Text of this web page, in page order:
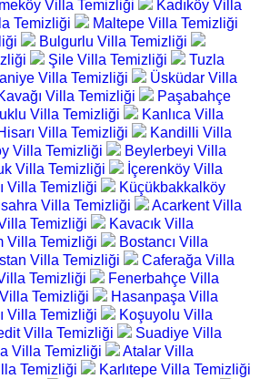
Villa Temizliği
Kadıköy Villa
Temizliği
Maltepe Villa Temizliği
Bulgurlu Villa Temizliği
Şile Villa Temizliği
Tuzla
Villa Temizliği
Üsküdar Villa
Villa Temizliği
Paşabahçe
Villa Temizliği
Kanlıca Villa
Villa Temizliği
Kandilli Villa
Villa Temizliği
Beylerbeyi Villa
Villa Temizliği
İçerenköy Villa
Villa Temizliği
Küçükbakkalköy
Villa Temizliği
Acarkent Villa
Temizliği
Kavacık Villa
Villa Temizliği
Bostancı Villa
Villa Temizliği
Caferağa Villa
Temizliği
Fenerbahçe Villa
Temizliği
Hasanpaşa Villa
Villa Temizliği
Koşuyolu Villa
Villa Temizliği
Suadiye Villa
Villa Temizliği
Atalar Villa
Temizliği
Karlıtepe Villa Temizliği